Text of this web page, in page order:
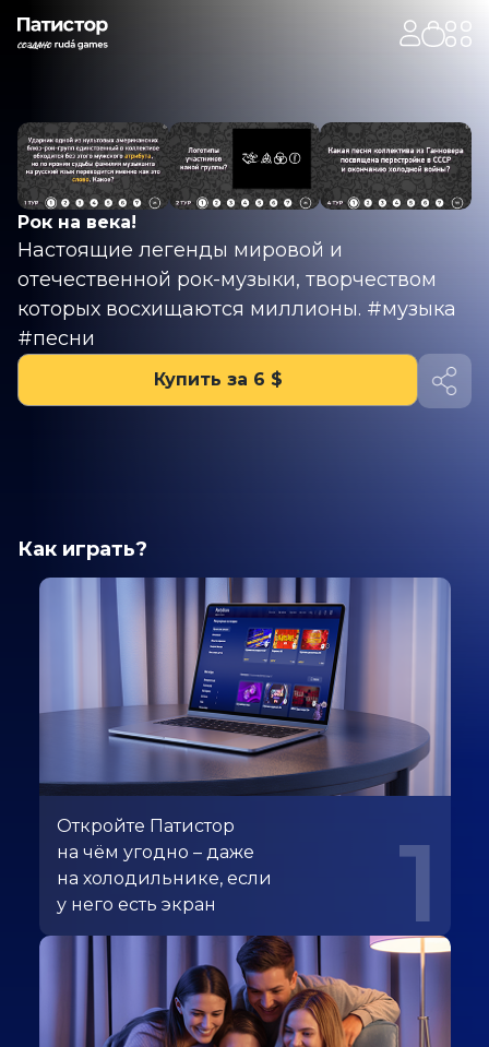
Рок на века!
Настоящие легенды мировой и
отечественной рок-музыки, творчеством
которых восхищаются миллионы. #музыка
#песни
Купить за 6 $
Как играть?
Откройте Патистор
на чём угодно – даже
на холодильнике, если
у него есть экран
1